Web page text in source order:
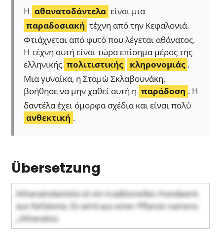
Η αθανατοδάντελα είναι μια
παραδοσιακή τέχνη από την Κεφαλονιά.
Φτιάχνεται από φυτό που λέγεται αθάνατος.
Η τέχνη αυτή είναι τώρα επίσημα μέρος της
ελληνικής πολιτιστικής κληρονομιάς .
Μια γυναίκα, η Σταμώ Σκλαβουνάκη,
βοήθησε να μην χαθεί αυτή η παράδοση . Η
δαντέλα έχει όμορφα σχέδια και είναι πολύ
ανθεκτική .
Übersetzung
Athanatodantela ist ein traditionelles Handwerk
aus Kefalonia. Es wird aus einer Pflanze namens
„Athanatos